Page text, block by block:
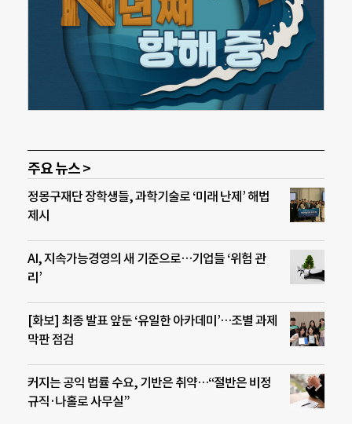
주요 뉴스 >
정몽구재단 장학생들, 과학기술로 ‘미래 난제’ 해법
제시
AI, 지속가능경영의 새 기준으로…기업들 ‘위험 관
리’
[화보] 최종 발표 앞둔 ‘유일한 아카데미’…조별 과제
막판 점검
커지는 공익 법률 수요, 기반은 취약…“절반은 비정
규직·나홀로 사무실”